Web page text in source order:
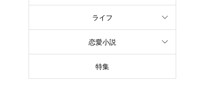
ライフ
恋愛小説
特集